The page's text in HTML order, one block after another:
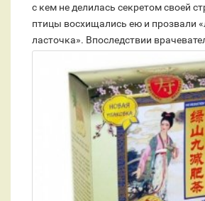
с кем не делилась секретом своей
птицы восхищались ею и прозвали
ласточка». Впоследствии